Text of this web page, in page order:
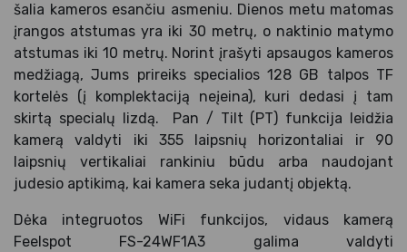
šalia kameros esančiu asmeniu. Dienos metu matomas
įrangos atstumas yra iki 30 metrų, o naktinio matymo
atstumas iki 10 metrų. Norint įrašyti apsaugos kameros
medžiagą, Jums prireiks specialios 128 GB talpos TF
kortelės (į komplektaciją neįeina), kuri dedasi į tam
skirtą specialų lizdą. Pan / Tilt (PT) funkcija leidžia
kamerą valdyti iki 355 laipsnių horizontaliai ir 90
laipsnių vertikaliai rankiniu būdu arba naudojant
judesio aptikimą, kai kamera seka judantį objektą.
Dėka integruotos WiFi funkcijos, vidaus kamerą
Feelspot FS-24WF1A3 galima valdyti